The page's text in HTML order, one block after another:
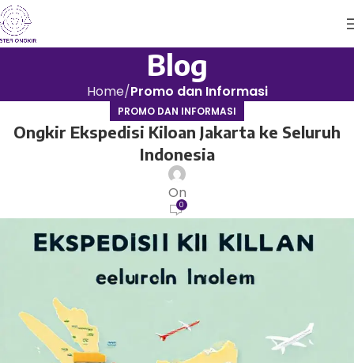
Blog
Home Promo dan Informasi
PROMO DAN INFORMASI
Ongkir Ekspedisi Kiloan Jakarta ke Seluruh
Indonesia
On
0